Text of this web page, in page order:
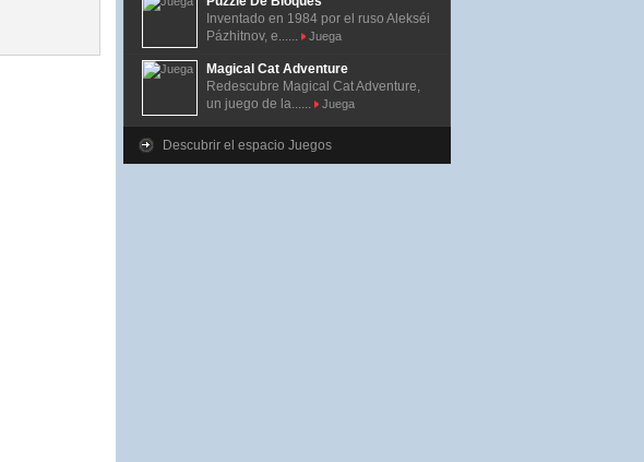
Inventado en 1984 por el ruso Alekséi
Pázhitnov, e......
Juega
Magical Cat Adventure
Redescubre Magical Cat Adventure,
un juego de la......
Juega
Descubrir el espacio Juegos